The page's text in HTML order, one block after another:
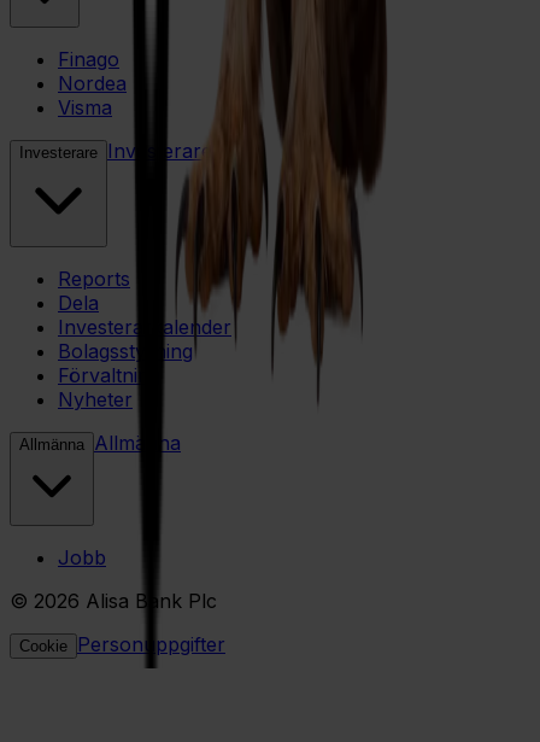
Finago
Nordea
Visma
Investerare Investerare
Reports
Dela
Investerarkalender
Bolagsstyrning
Förvaltning
Nyheter
Allmänna Allmänna
Jobb
© 2026 Alisa Bank Plc
Cookie Personuppgifter